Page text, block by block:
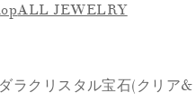
ALL JEWELRY
ラクリスタル宝石(クリア&